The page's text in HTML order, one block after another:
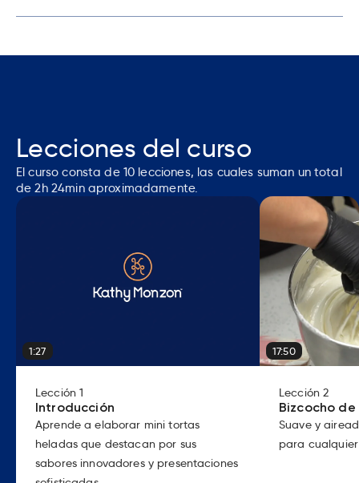
Lecciones del curso
El curso consta de 10 lecciones, las cuales suman un total
de2h 24minaproximadamente.
1:27
Lección1
Introducción
Aprende a elaborar mini tortas
heladas que destacan por sus
sabores innovadores y presentaciones
17:50
Lección2
Bizcocho
Suave y
para